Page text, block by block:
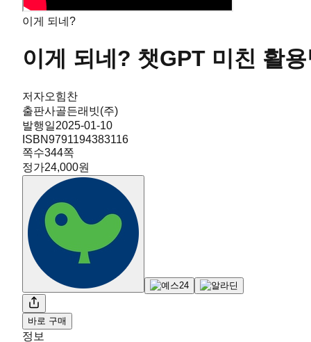
이게 되네?
이게 되네? 챗GPT 미친 활
저자오힘찬
출판사골든래빗(주)
발행일2025-01-10
ISBN9791194383116
쪽수344쪽
정가24,000원
바로 구매
정보